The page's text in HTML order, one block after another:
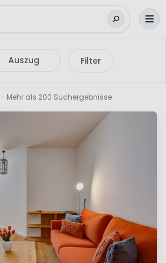
Auszug Filter
- Mehr als 200 Suchergebnisse